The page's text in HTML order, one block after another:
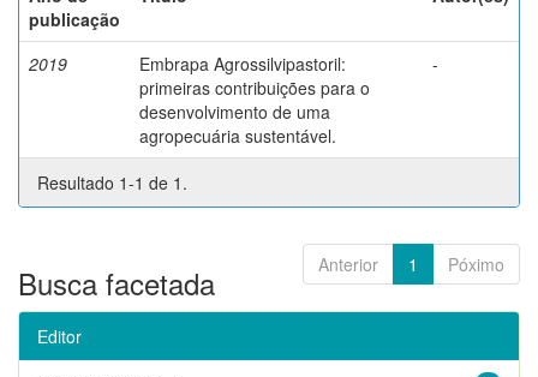
publicação
2019
Embrapa Agrossilvipastoril:
primeiras contribuições para o
desenvolvimento de uma
agropecuária sustentável.
-
Resultado 1-1 de 1.
Anterior 1 Póximo
Busca facetada
Editor